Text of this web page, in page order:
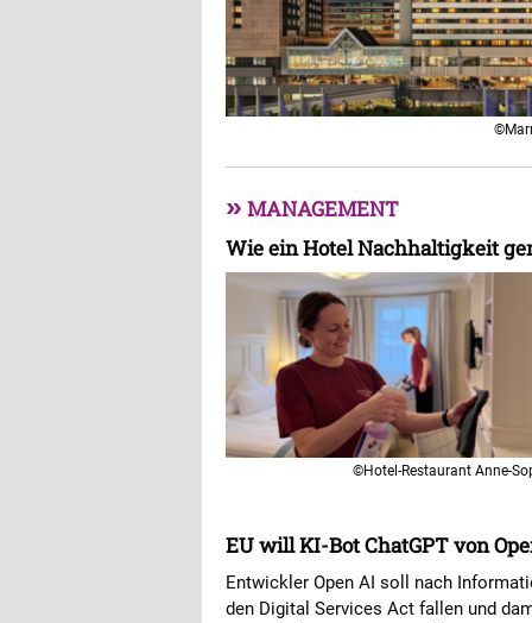
» MANAGEMENT
Wie ein Hotel Nachhaltigkeit
©Hotel-Restaurant Anne-
EU will KI-Bot ChatGPT von
Entwickler Open AI soll nach
den Digital Services Act fallen und